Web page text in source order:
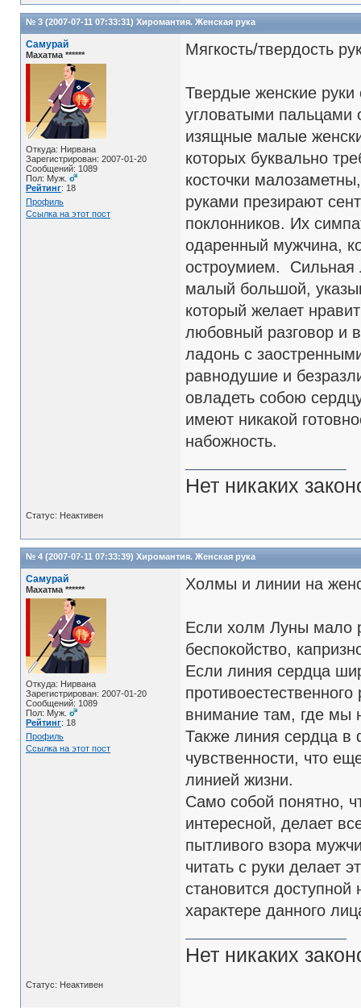
№ 3 (2007-07-11 07:33:31) Хиромантия. Женская рука
Самурай
Махатма ******
Откуда: Нирвана
Зарегистрирован: 2007-01-20
Сообщений: 1089
Пол: Муж.
Рейтинг: 18
Профиль
Ссылка на этот пост
Мягкость/твердость
Твердые женские
угловатыми
изящные малые
которых буквально
косточки
руками презирают
поклонников. Их
одаренный мужчина,
остроумием. Сильная
малый большой,
который желает
любовный разговор и
ладонь с
равнодушие и
овладеть собою
имеют никакой
набожность.
Нет никаких
Статус: Неактивен
№ 4 (2007-07-11 07:33:39) Хиромантия. Женская рука
Самурай
Махатма ******
Откуда: Нирвана
Зарегистрирован: 2007-01-20
Сообщений: 1089
Пол: Муж.
Рейтинг: 18
Профиль
Ссылка на этот пост
Холмы и линии на
Если холм Луны мало
беспокойство,
Если линия сердца
внимание там, где мы
Также линия сердца в
чувственности, что
линией жизни.
Само собой понятно,
интересной, делает
пытливого взора
читать с руки делает
становится
характере данного
Нет никаких
Статус: Неактивен